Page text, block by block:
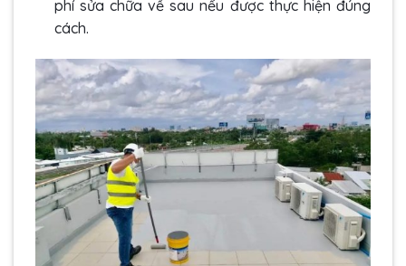
phí sửa chữa về sau nếu được thực hiện đúng
cách.